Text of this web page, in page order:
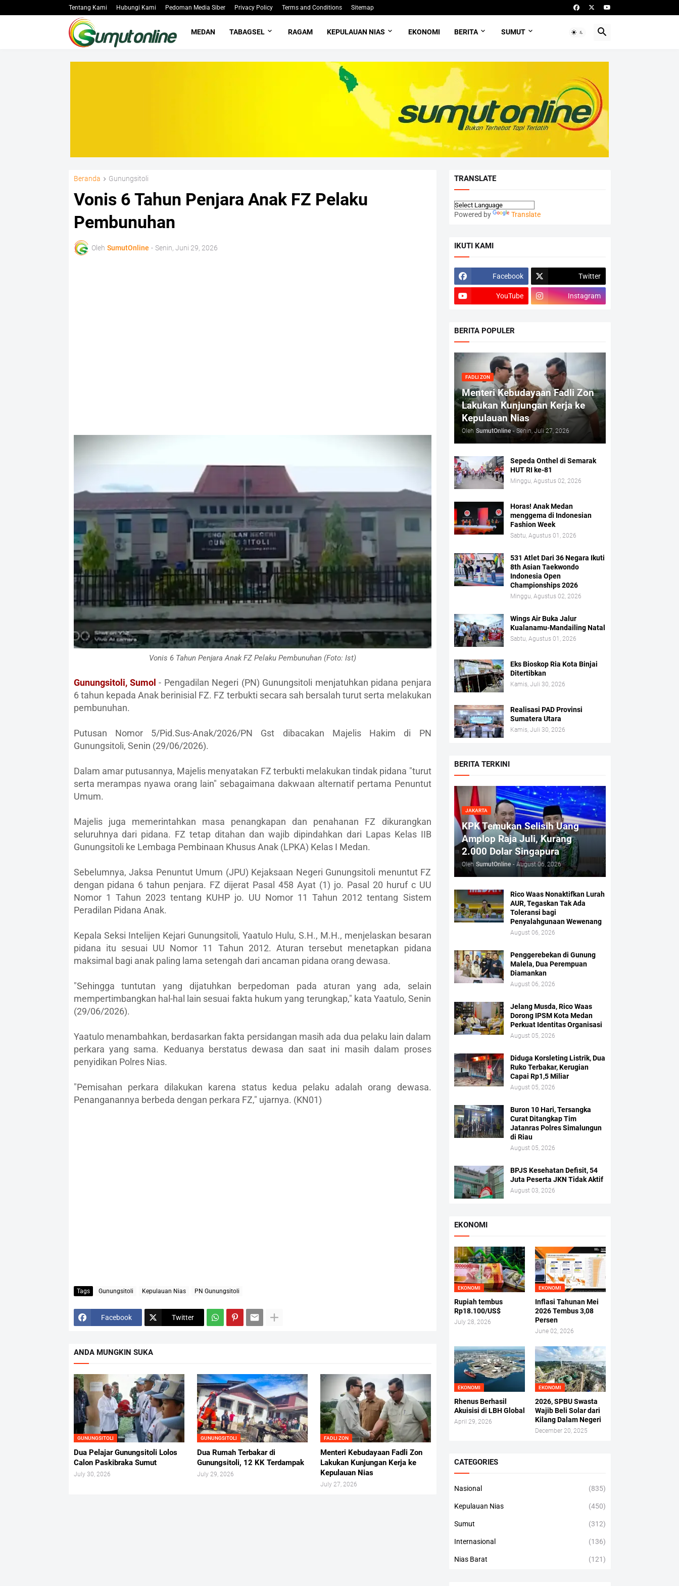
Tentang Kami Hubungi Kami Pedoman Media Siber Privacy Policy Terms and Conditions Sitemap
MEDAN TABAGSEL RAGAM KEPULAUAN NIAS EKONOMI BERITA SUMUT
Beranda Gunungsitoli
Vonis 6 Tahun Penjara Anak FZ Pelaku
Pembunuhan
Oleh SumutOnline - Senin, Juni 29, 2026
Vonis 6 Tahun Penjara Anak FZ Pelaku Pembunuhan (Foto: Ist)
Gunungsitoli, Sumol - Pengadilan Negeri (PN) Gunungsitoli menjatuhkan pidana penjara
6 tahun kepada Anak berinisial FZ. FZ terbukti secara sah bersalah turut serta melakukan
pembunuhan.
Putusan Nomor 5/Pid.Sus-Anak/2026/PN Gst dibacakan Majelis Hakim di PN
Gunungsitoli, Senin (29/06/2026).
Dalam amar putusannya, Majelis menyatakan FZ terbukti melakukan tindak pidana "turut
serta merampas nyawa orang lain" sebagaimana dakwaan alternatif pertama Penuntut
Umum.
Majelis juga memerintahkan masa penangkapan dan penahanan FZ dikurangkan
seluruhnya dari pidana. FZ tetap ditahan dan wajib dipindahkan dari Lapas Kelas IIB
Gunungsitoli ke Lembaga Pembinaan Khusus Anak (LPKA) Kelas I Medan.
Sebelumnya, Jaksa Penuntut Umum (JPU) Kejaksaan Negeri Gunungsitoli menuntut FZ
dengan pidana 6 tahun penjara. FZ dijerat Pasal 458 Ayat (1) jo. Pasal 20 huruf c UU
Nomor 1 Tahun 2023 tentang KUHP jo. UU Nomor 11 Tahun 2012 tentang Sistem
Peradilan Pidana Anak.
Kepala Seksi Intelijen Kejari Gunungsitoli, Yaatulo Hulu, S.H., M.H., menjelaskan besaran
pidana itu sesuai UU Nomor 11 Tahun 2012. Aturan tersebut menetapkan pidana
maksimal bagi anak paling lama setengah dari ancaman pidana orang dewasa.
"Sehingga tuntutan yang dijatuhkan berpedoman pada aturan yang ada, selain
mempertimbangkan hal-hal lain sesuai fakta hukum yang terungkap," kata Yaatulo, Senin
(29/06/2026).
Yaatulo menambahkan, berdasarkan fakta persidangan masih ada dua pelaku lain dalam
perkara yang sama. Keduanya berstatus dewasa dan saat ini masih dalam proses
penyidikan Polres Nias.
"Pemisahan perkara dilakukan karena status kedua pelaku adalah orang dewasa.
Penanganannya berbeda dengan perkara FZ," ujarnya. (KN01)
Tags Gunungsitoli Kepulauan Nias PN Gunungsitoli
Facebook Twitter
ANDA MUNGKIN SUKA
GUNUNGSITOLI
Dua Pelajar Gunungsitoli Lolos
Calon Paskibraka Sumut
July 30, 2026
GUNUNGSITOLI
Dua Rumah Terbakar di
Gunungsitoli, 12 KK Terdampak
July 29, 2026
FADLI ZON
Menteri Kebudayaan Fadli Zon
Lakukan Kunjungan Kerja ke
Kepulauan Nias
July 27, 2026
TRANSLATE
Powered by Translate
IKUTI KAMI
Facebook Twitter
YouTube Instagram
BERITA POPULER
FADLI ZON
Menteri Kebudayaan Fadli Zon
Lakukan Kunjungan Kerja ke
Kepulauan Nias
Oleh SumutOnline - Senin, Juli 27, 2026
Sepeda Onthel di Semarak
HUT RI ke-81
Minggu, Agustus 02, 2026
Horas! Anak Medan
menggema di Indonesian
Fashion Week
Sabtu, Agustus 01, 2026
531 Atlet Dari 36 Negara Ikuti
8th Asian Taekwondo
Indonesia Open
Championships 2026
Minggu, Agustus 02, 2026
Wings Air Buka Jalur
Kualanamu-Mandailing Natal
Sabtu, Agustus 01, 2026
Eks Bioskop Ria Kota Binjai
Ditertibkan
Kamis, Juli 30, 2026
Realisasi PAD Provinsi
Sumatera Utara
Kamis, Juli 30, 2026
BERITA TERKINI
JAKARTA
KPK Temukan Selisih Uang
Amplop Raja Juli, Kurang
2.000 Dolar Singapura
Oleh SumutOnline - August 06, 2026
Rico Waas Nonaktifkan Lurah
AUR, Tegaskan Tak Ada
Toleransi bagi
Penyalahgunaan Wewenang
August 06, 2026
Penggerebekan di Gunung
Malela, Dua Perempuan
Diamankan
August 06, 2026
Jelang Musda, Rico Waas
Dorong IPSM Kota Medan
Perkuat Identitas Organisasi
August 05, 2026
Diduga Korsleting Listrik, Dua
Ruko Terbakar, Kerugian
Capai Rp1,5 Miliar
August 05, 2026
Buron 10 Hari, Tersangka
Curat Ditangkap Tim
Jatanras Polres Simalungun
di Riau
August 05, 2026
BPJS Kesehatan Defisit, 54
Juta Peserta JKN Tidak Aktif
August 03, 2026
EKONOMI
EKONOMI
Rupiah tembus
Rp18.100/US$
July 28, 2026
EKONOMI
Inflasi Tahunan Mei
2026 Tembus 3,08
Persen
June 02, 2026
EKONOMI
Rhenus Berhasil
Akuisisi di LBH Global
April 29, 2026
EKONOMI
2026, SPBU Swasta
Wajib Beli Solar dari
Kilang Dalam Negeri
December 20, 2025
CATEGORIES
Nasional (835)
Kepulauan Nias (450)
Sumut (312)
Internasional (136)
Nias Barat (121)